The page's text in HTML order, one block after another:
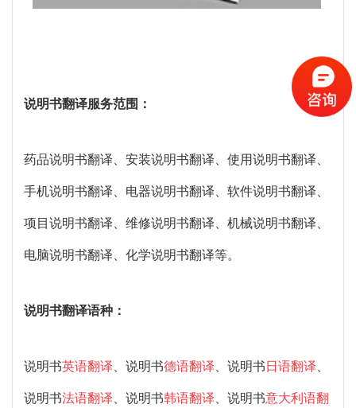
说明书翻译服务范围：
药品说明书翻译、安装说明书翻译、使用说明书翻译、
手机说明书翻译、电器说明书翻译、软件说明书翻译、
项目说明书翻译、维修说明书翻译、机械说明书翻译、
电脑说明书翻译、化学说明书翻译等。
说明书翻译语种：
说明书英语翻译 、说明书德语翻译 、说明书 日语翻译
说明书法语翻译 、说明书韩语翻译 、说明书意大利语翻